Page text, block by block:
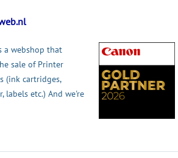
a webshop that
sale of Printer
(ink cartridges,
labels etc.) And we're